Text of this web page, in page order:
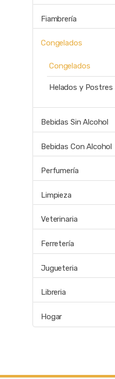
Fiambrería
Congelados
Congelados
Helados y Postres
Bebidas Sin Alcohol
Bebidas Con Alcohol
Perfumería
Limpieza
Veterinaria
Ferretería
Jugueteria
Libreria
Hogar